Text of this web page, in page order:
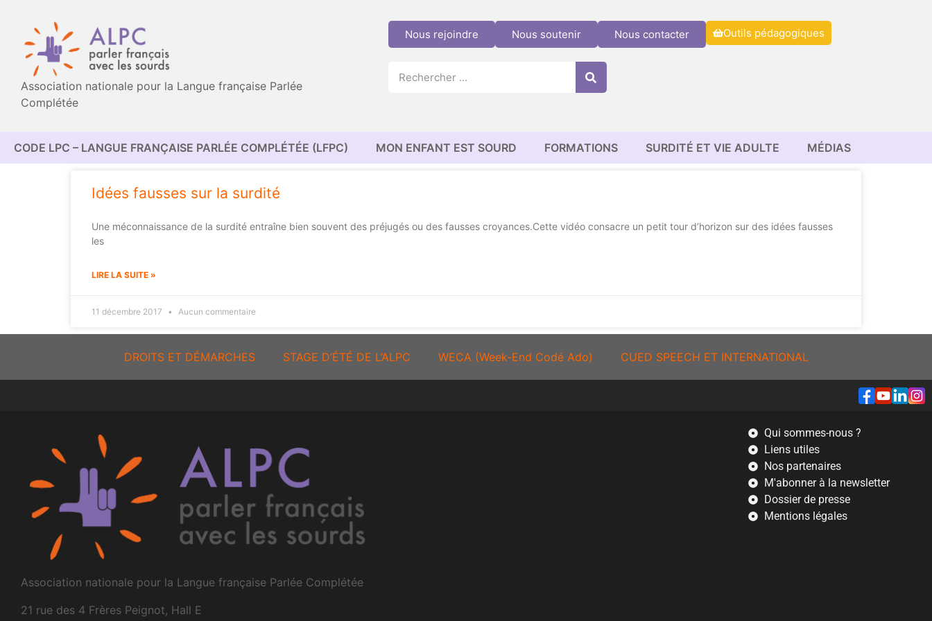
Association nationale pour la Langue française Parlée
Complétée
Nous rejoindre Nous soutenir Nous contacter Outils pédagogiques
CODE LPC – LANGUE FRANÇAISE PARLÉE COMPLÉTÉE (LFPC) MON ENFANT EST SOURD FORMATIONS SURDITÉ ET VIE ADULTE MÉDIAS
Idées fausses sur la surdité
Une méconnaissance de la surdité entraîne bien souvent des préjugés ou des fausses croyances.Cette vidéo consacre un petit tour d’horizon sur des idées fausses
les
LIRE LA SUITE »
11 décembre 2017 Aucun commentaire
DROITS ET DÉMARCHES STAGE D’ÉTÉ DE L’ALPC WECA (Week-End Codé Ado) CUED SPEECH ET INTERNATIONAL
Association nationale pour la Langue française Parlée Complétée
21 rue des 4 Frères Peignot, Hall E
Qui sommes-nous ?
Liens utiles
Nos partenaires
M'abonner à la newsletter
Dossier de presse
Mentions légales